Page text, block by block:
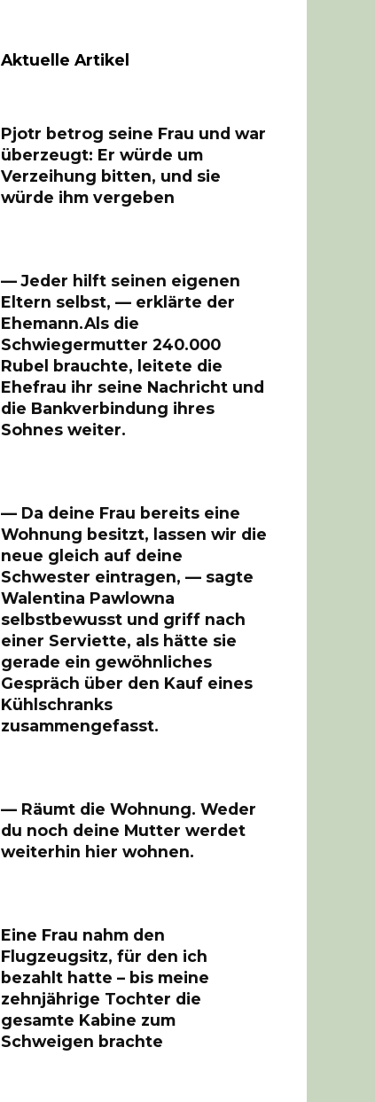
Aktuelle Artikel
Pjotr betrog seine Frau und war
überzeugt: Er würde um
Verzeihung bitten, und sie
würde ihm vergeben
— Jeder hilft seinen eigenen
Eltern selbst, — erklärte der
Ehemann.Als die
Schwiegermutter 240.000
Rubel brauchte, leitete die
Ehefrau ihr seine Nachricht und
die Bankverbindung ihres
Sohnes weiter.
— Da deine Frau bereits eine
Wohnung besitzt, lassen wir die
neue gleich auf deine
Schwester eintragen, — sagte
Walentina Pawlowna
selbstbewusst und griff nach
einer Serviette, als hätte sie
gerade ein gewöhnliches
Gespräch über den Kauf eines
Kühlschranks
zusammengefasst.
— Räumt die Wohnung. Weder
du noch deine Mutter werdet
weiterhin hier wohnen.
Eine Frau nahm den
Flugzeugsitz, für den ich
bezahlt hatte – bis meine
zehnjährige Tochter die
gesamte Kabine zum
Schweigen brachte